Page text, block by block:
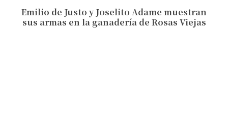
Emilio de Justo y Joselito Adame muestran
sus armas en la ganadería de Rosas Viejas